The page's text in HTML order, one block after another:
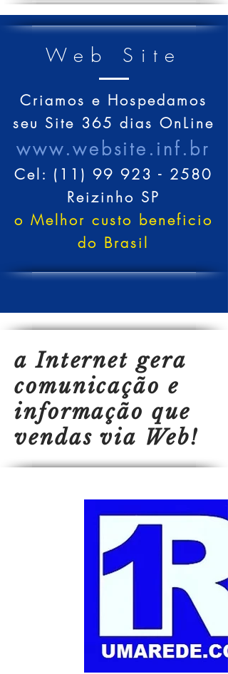
Web Site
Criamos e Hospedamos
seu Site 365 dias OnLine
www.website.inf.br
Cel: (11) 99 923 - 2580
Reizinho SP
o Melhor custo beneficio
do Brasil
a Internet gera
comunicação e
informação que
vendas via Web!